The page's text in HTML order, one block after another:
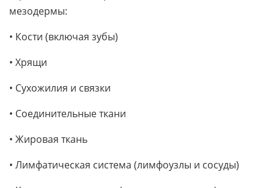
мезодермы:
• Кости (включая зубы)
• Хрящи
• Сухожилия и связки
• Соединительные ткани
• Жировая ткань
• Лимфатическая система (лимфоузлы и сосуды)